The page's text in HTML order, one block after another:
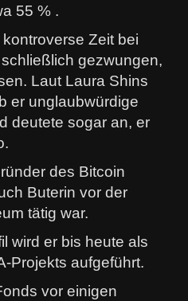
55 % .
Zeit bei
gezwungen,
Laut Laura Shins
er unglaubwürdige
deutete sogar an, er
des Bitcoin
Buterin vor der
tätig war.
wird er bis heute als
Projekts aufgeführt.
vor einigen